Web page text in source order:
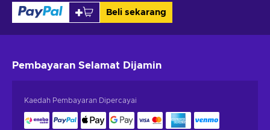
Beli sekarang
Pembayaran Selamat Dijamin
Kaedah Pembayaran Dipercayai